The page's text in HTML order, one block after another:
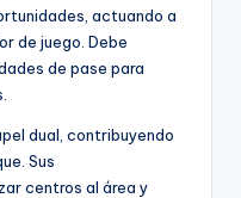
actuando a
de juego. Debe
de pase para
dual, contribuyendo
Sus
centros al área y